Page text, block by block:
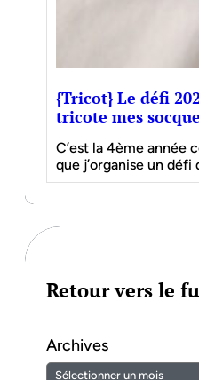
{Tricot} Le défi
tricote mes
C’est la 4ème année
que j’organise un défi
Retour vers le
Archives